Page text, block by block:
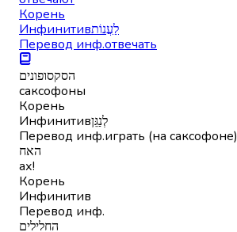
Корень
Инфинитивלַעֲנוֹת
Перевод инф.отвечать
הסקסופונים
саксофоны
Корень
Инфинитивלְנַגֵּן
Перевод инф.играть (на саксофоне)
האח
ах!
Корень
Инфинитив
Перевод инф.
החלילים